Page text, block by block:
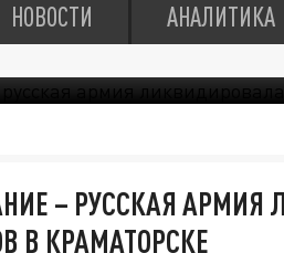
НОВОСТИ АНАЛИТИКА
– РУССКАЯ АРМИЯ
В КРАМАТОРСКЕ